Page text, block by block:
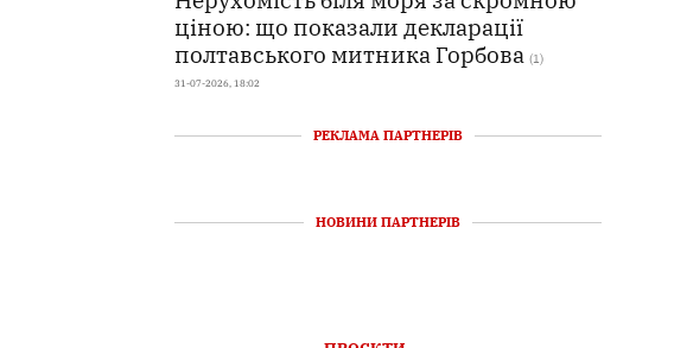
ціною: що показали декларації
полтавського митника Горбова (1)
31-07-2026, 18:02
РЕКЛАМА ПАРТНЕРІВ
НОВИНИ ПАРТНЕРІВ